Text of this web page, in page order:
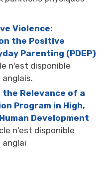
Violence:
the Positive
Parenting (PDEP)
n'est disponible
the Relevance of a
Program in High,
Development
n'est disponible